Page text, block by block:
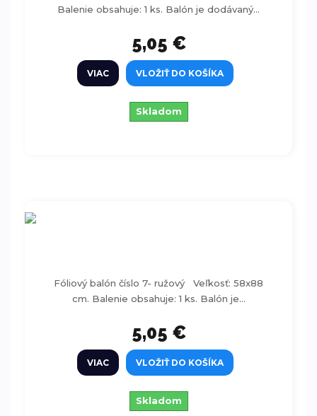
Balenie obsahuje: 1 ks. Balón je dodávaný...
5,05 €
VIAC VLOŽIŤ DO KOŠÍKA
Skladom
Fóliový balón číslo 7- ružový Veľkosť: 58x88
cm. Balenie obsahuje: 1 ks. Balón je...
5,05 €
VIAC VLOŽIŤ DO KOŠÍKA
Skladom